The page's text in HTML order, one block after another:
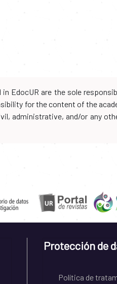
EdocUR are the sole
for the content of the
administrative, and/or any
Protección de
Política de